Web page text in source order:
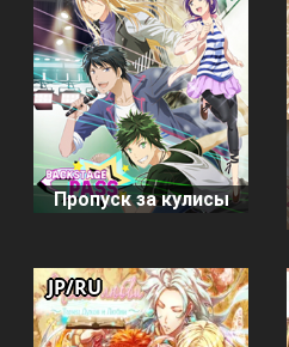
Пропуск за кулисы
JP/RU